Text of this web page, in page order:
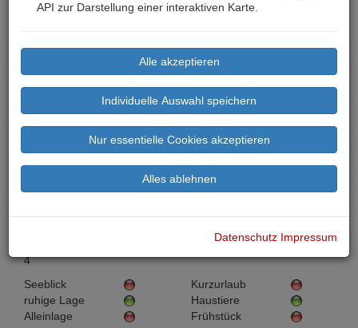
API zur Darstellung einer interaktiven Karte.
Datenschutz Impressum
Previous Next
Preis ab: 82 €(Mindestaufenthalt: 4 Nächte)
Bewertungen: 0
Basisdaten
Personen:
4
Seeblick
ruhige Lage
Alleinlage
Kurzurlaub
Haustiere
Frühstück